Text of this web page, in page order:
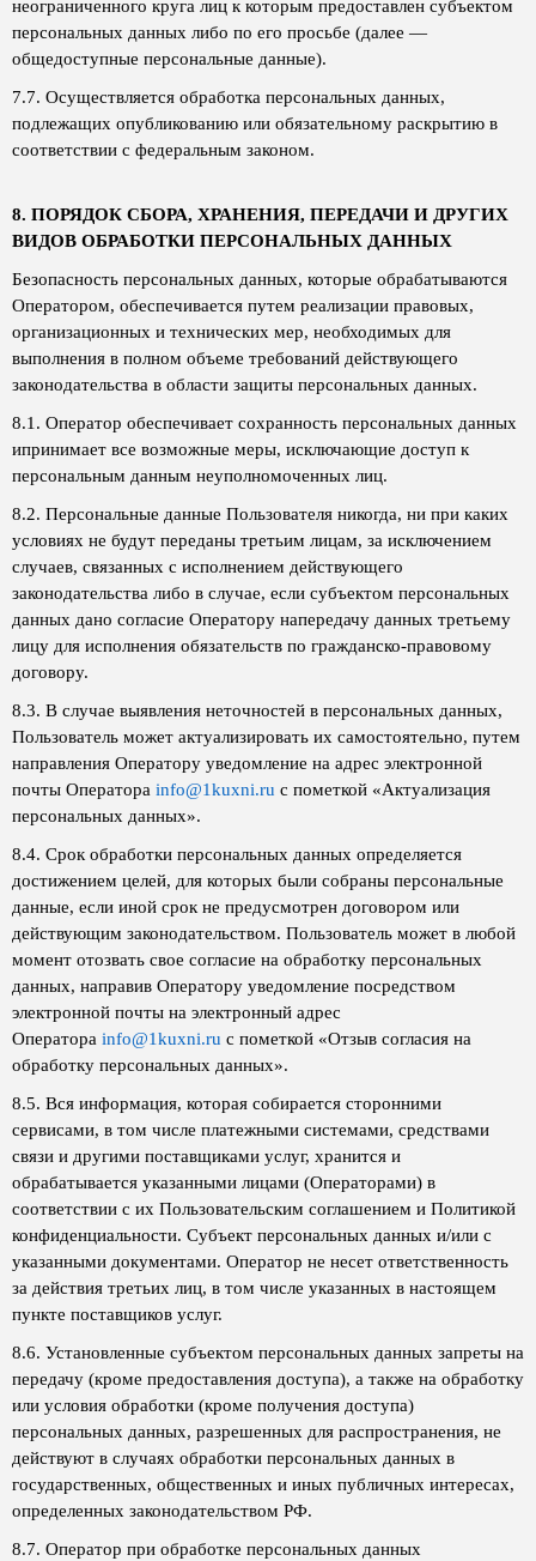
неограниченного круга лиц к которым предоставлен субъектом
персональных данных либо по его просьбе (далее —
общедоступные персональные данные).
7.7. Осуществляется обработка персональных данных,
подлежащих опубликованию или обязательному раскрытию в
соответствии с федеральным законом.
8. ПОРЯДОК СБОРА, ХРАНЕНИЯ, ПЕРЕДАЧИ И ДРУГИХ
ВИДОВ ОБРАБОТКИ ПЕРСОНАЛЬНЫХ ДАННЫХ
Безопасность персональных данных, которые обрабатываются
Оператором, обеспечивается путем реализации правовых,
организационных и технических мер, необходимых для
выполнения в полном объеме требований действующего
законодательства в области защиты персональных данных.
8.1. Оператор обеспечивает сохранность персональных данных
ипринимает все возможные меры, исключающие доступ к
персональным данным неуполномоченных лиц.
8.2. Персональные данные Пользователя никогда, ни при каких
условиях не будут переданы третьим лицам, за исключением
случаев, связанных с исполнением действующего
законодательства либо в случае, если субъектом персональных
данных дано согласие Оператору напередачу данных третьему
лицу для исполнения обязательств по гражданско-правовому
договору.
8.3. В случае выявления неточностей в персональных данных,
Пользователь может актуализировать их самостоятельно, путем
направления Оператору уведомление на адрес электронной
почты Оператора info@1kuxni.ru с пометкой «Актуализация
персональных данных».
8.4. Срок обработки персональных данных определяется
достижением целей, для которых были собраны персональные
данные, если иной срок не предусмотрен договором или
действующим законодательством. Пользователь может в любой
момент отозвать свое согласие на обработку персональных
данных, направив Оператору уведомление посредством
электронной почты на электронный адрес
Оператора info@1kuxni.ru с пометкой «Отзыв согласия на
обработку персональных данных».
8.5. Вся информация, которая собирается сторонними
сервисами, в том числе платежными системами, средствами
связи и другими поставщиками услуг, хранится и
обрабатывается указанными лицами (Операторами) в
соответствии с их Пользовательским соглашением и Политикой
конфиденциальности. Субъект персональных данных и/или с
указанными документами. Оператор не несет ответственность
за действия третьих лиц, в том числе указанных в настоящем
пункте поставщиков услуг.
8.6. Установленные субъектом персональных данных запреты на
передачу (кроме предоставления доступа), а также на обработку
или условия обработки (кроме получения доступа)
персональных данных, разрешенных для распространения, не
действуют в случаях обработки персональных данных в
государственных, общественных и иных публичных интересах,
определенных законодательством РФ.
8.7. Оператор при обработке персональных данных